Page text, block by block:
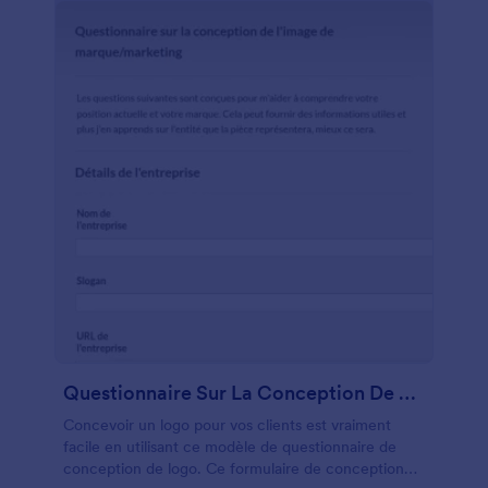
Questionnaire Sur La Conception De Logo
Concevoir un logo pour vos clients est vraiment
facile en utilisant ce modèle de questionnaire de
conception de logo. Ce formulaire de conception